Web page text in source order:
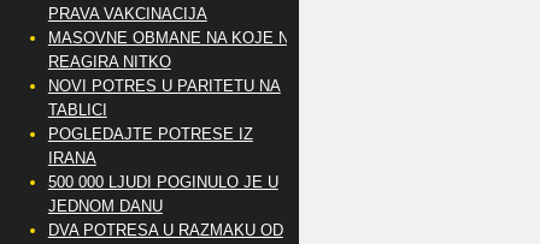
PRAVA VAKCINACIJA
MASOVNE OBMANE NA KOJE NE
REAGIRA NITKO
NOVI POTRES U PARITETU NA
TABLICI
POGLEDAJTE POTRESE IZ
IRANA
500 000 LJUDI POGINULO JE U
JEDNOM DANU
DVA POTRESA U RAZMAKU OD